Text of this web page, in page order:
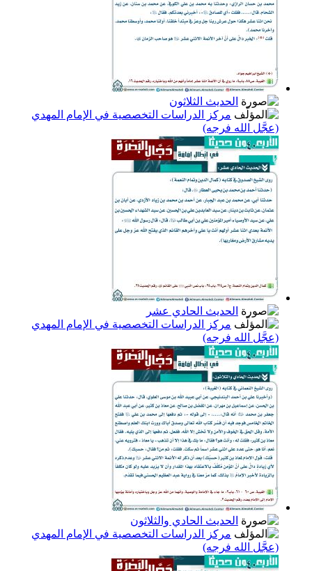
الحديث الثلاثون
مركز الدراسات التخصصية في الإمام المهدي
(عجَّل الله فرجه)
الحديث الحادي عشر
مركز الدراسات التخصصية في الإمام المهدي
(عجَّل الله فرجه)
الحديث الحادي والثلاثون
مركز الدراسات التخصصية في الإمام المهدي
(عجَّل الله فرجه)